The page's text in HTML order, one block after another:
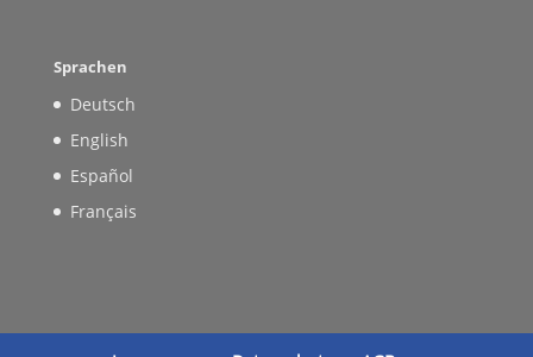
Sprachen
Deutsch
English
Español
Français